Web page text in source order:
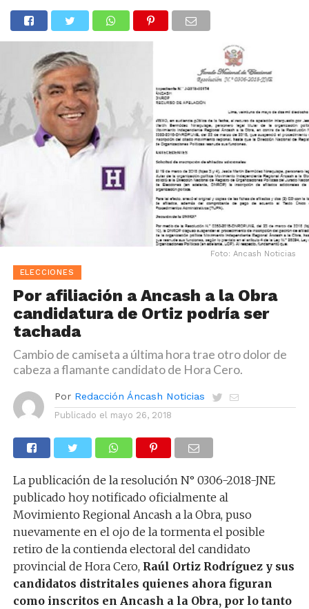
Foto: Ancash Noticias
ELECCIONES
Por afiliación a Ancash a la Obra
candidatura de Ortiz podría ser
tachada
Cambio de camiseta a última hora trae otro dolor de
cabeza a flamante candidato de Hora Cero.
Por Redacción Áncash Noticias
Publicado el mayo 26, 2018
La publicación de la resolución N° 0306-2018-JNE
publicado hoy notificado oficialmente al
Movimiento Regional Ancash a la Obra, puso
nuevamente en el ojo de la tormenta el posible
retiro de la contienda electoral del candidato
provincial de Hora Cero, Raúl Ortiz Rodríguez y sus
candidatos distritales quienes ahora figuran
como inscritos en Ancash a la Obra, por lo tanto